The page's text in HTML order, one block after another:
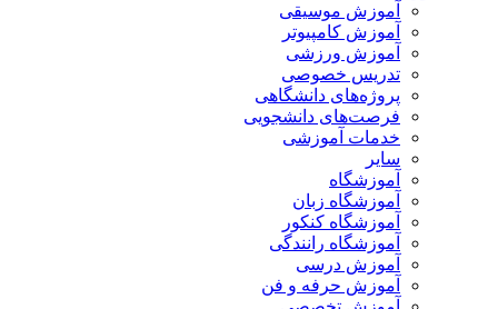
آموزش موسیقی
آموزش کامپیوتر
آموزش ورزشی
تدریس خصوصی
پروژه‌های دانشگاهی
فرصت‌های دانشجویی
خدمات آموزشی
سایر
آموزشگاه
آموزشگاه زبان
آموزشگاه کنکور
آموزشگاه رانندگی
آموزش درسی
آموزش حرفه و فن